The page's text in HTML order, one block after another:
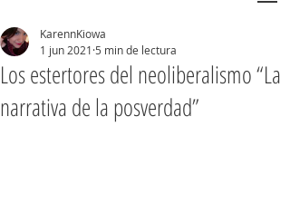
Los estertores del neoliberalismo “La
narrativa de la posverdad”
KarennKiowa
1 jun 2021 5 min de lectura